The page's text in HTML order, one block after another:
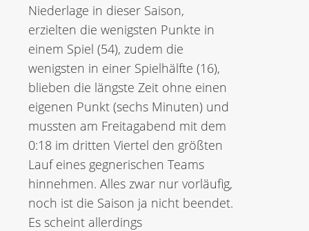
Niederlage in dieser Saison,
erzielten die wenigsten Punkte in
einem Spiel (54), zudem die
wenigsten in einer Spielhälfte (16),
blieben die längste Zeit ohne einen
eigenen Punkt (sechs Minuten) und
mussten am Freitagabend mit dem
0:18 im dritten Viertel den größten
Lauf eines gegnerischen Teams
hinnehmen. Alles zwar nur vorläufig,
noch ist die Saison ja nicht beendet.
Es scheint allerdings